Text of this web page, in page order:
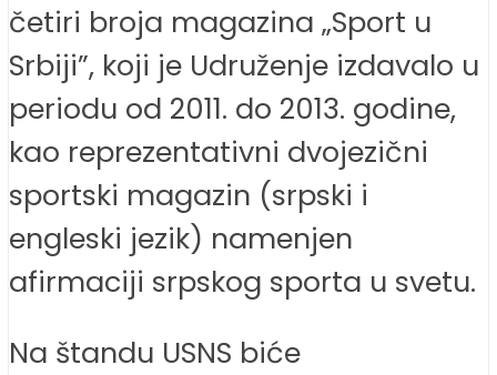
četiri broja magazina „Sport u
Srbiji”, koji je Udruženje izdavalo u
periodu od 2011. do 2013. godine,
kao reprezentativni dvojezični
sportski magazin (srpski i
engleski jezik) namenjen
afirmaciji srpskog sporta u svetu.
Na štandu USNS biće